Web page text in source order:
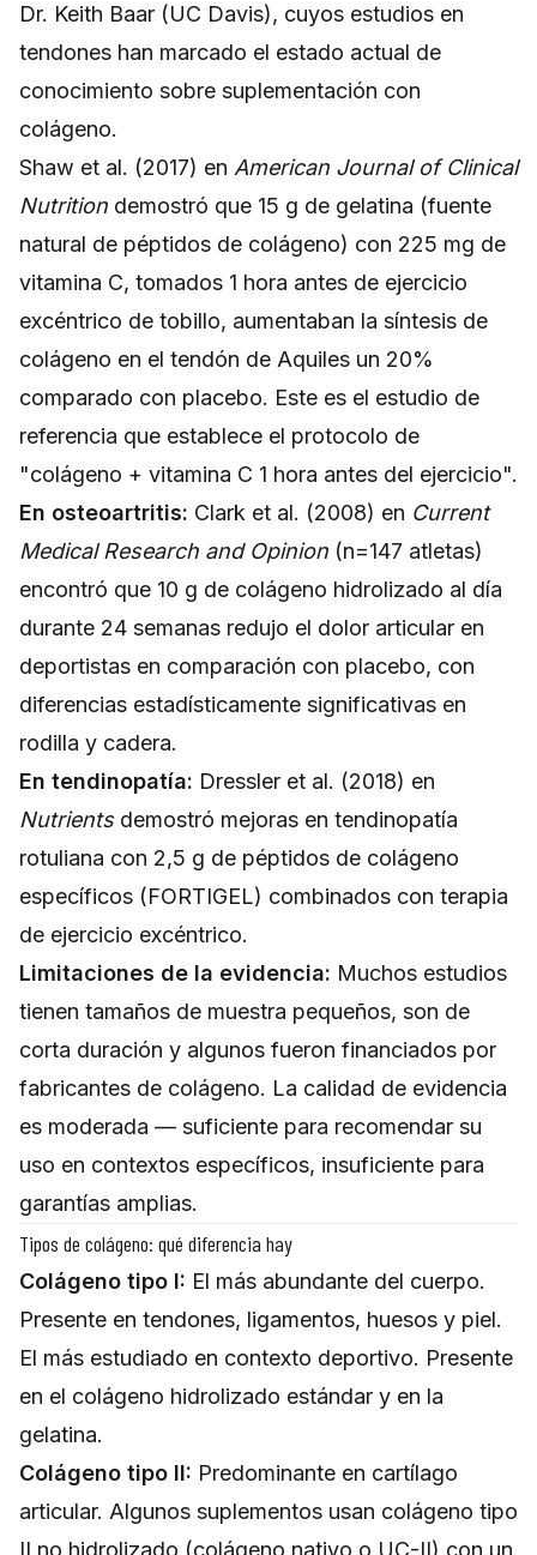
Dr. Keith Baar (UC Davis), cuyos estudios en
tendones han marcado el estado actual de
conocimiento sobre suplementación con
colágeno.
Shaw et al. (2017) en American Journal of Clinical
Nutrition demostró que 15 g de gelatina (fuente
natural de péptidos de colágeno) con 225 mg de
vitamina C, tomados 1 hora antes de ejercicio
excéntrico de tobillo, aumentaban la síntesis de
colágeno en el tendón de Aquiles un 20%
comparado con placebo. Este es el estudio de
referencia que establece el protocolo de
"colágeno + vitamina C 1 hora antes del ejercicio".
En osteoartritis: Clark et al. (2008) en Current
Medical Research and Opinion (n=147 atletas)
encontró que 10 g de colágeno hidrolizado al día
durante 24 semanas redujo el dolor articular en
deportistas en comparación con placebo, con
diferencias estadísticamente significativas en
rodilla y cadera.
En tendinopatía: Dressler et al. (2018) en
Nutrientsdemostró mejoras en tendinopatía
rotuliana con 2,5 g de péptidos de colágeno
específicos (FORTIGEL) combinados con terapia
de ejercicio excéntrico.
Limitaciones de la evidencia: Muchos estudios
tienen tamaños de muestra pequeños, son de
corta duración y algunos fueron financiados por
fabricantes de colágeno. La calidad de evidencia
es moderada — suficiente para recomendar su
uso en contextos específicos, insuficiente para
garantías amplias.
Tipos de colágeno: qué diferencia hay
Colágeno tipo I: El más abundante del cuerpo.
Presente en tendones, ligamentos, huesos y piel.
El más estudiado en contexto deportivo. Presente
en el colágeno hidrolizado estándar y en la
gelatina.
Colágeno tipo II: Predominante en cartílago
articular. Algunos suplementos usan colágeno tipo
II no hidrolizado (colágeno nativo o UC-II) con un